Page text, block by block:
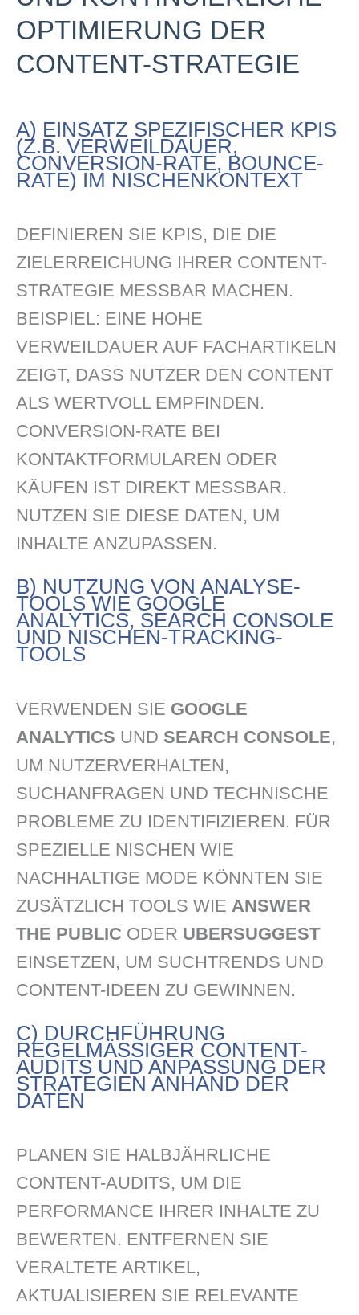
OPTIMIERUNG DER
CONTENT-STRATEGIE
A) EINSATZ SPEZIFISCHER KPIS
(Z.B. VERWEILDAUER,
CONVERSION-RATE, BOUNCE-
RATE) IM NISCHENKONTEXT
DEFINIEREN SIE KPIS, DIE DIE
ZIELERREICHUNG IHRER CONTENT-
STRATEGIE MESSBAR MACHEN.
BEISPIEL: EINE HOHE
VERWEILDAUER AUF FACHARTIKELN
ZEIGT, DASS NUTZER DEN CONTENT
ALS WERTVOLL EMPFINDEN.
CONVERSION-RATE BEI
KONTAKTFORMULAREN ODER
KÄUFEN IST DIREKT MESSBAR.
NUTZEN SIE DIESE DATEN, UM
INHALTE ANZUPASSEN.
B) NUTZUNG VON ANALYSE-
TOOLS WIE GOOGLE
ANALYTICS, SEARCH CONSOLE
UND NISCHEN-TRACKING-
TOOLS
VERWENDEN SIE GOOGLE
ANALYTICS UND SEARCH CONSOLE,
UM NUTZERVERHALTEN,
SUCHANFRAGEN UND TECHNISCHE
PROBLEME ZU IDENTIFIZIEREN. FÜR
SPEZIELLE NISCHEN WIE
NACHHALTIGE MODE KÖNNTEN SIE
ZUSÄTZLICH TOOLS WIE ANSWER
THE PUBLIC ODER UBERSUGGEST
EINSETZEN, UM SUCHTRENDS UND
CONTENT-IDEEN ZU GEWINNEN.
C) DURCHFÜHRUNG
REGELMÄSSIGER CONTENT-A
UDITS UND ANPASSUNG DER S
TRATEGIEN ANHAND DER D
ATEN
PLANEN SIE HALBJÄHRLICHE
CONTENT-AUDITS, UM DIE
PERFORMANCE IHRER INHALTE ZU
BEWERTEN. ENTFERNEN SIE
VERALTETE ARTIKEL,
AKTUALISIEREN SIE RELEVANTE